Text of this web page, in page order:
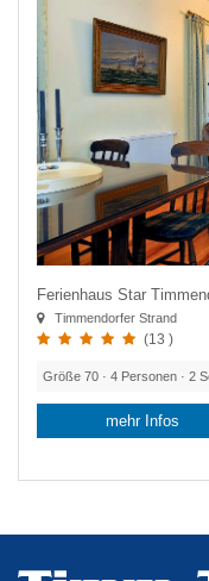
Ferienhaus Star
Timmendorfer Strand
(13 )
Größe 70 · 4 Personen · 2
mehr Infos